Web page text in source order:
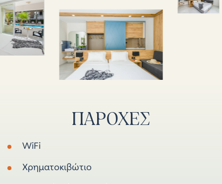
ΠΑΡΟΧΈΣ
WiFi
Χρηματοκιβώτιο